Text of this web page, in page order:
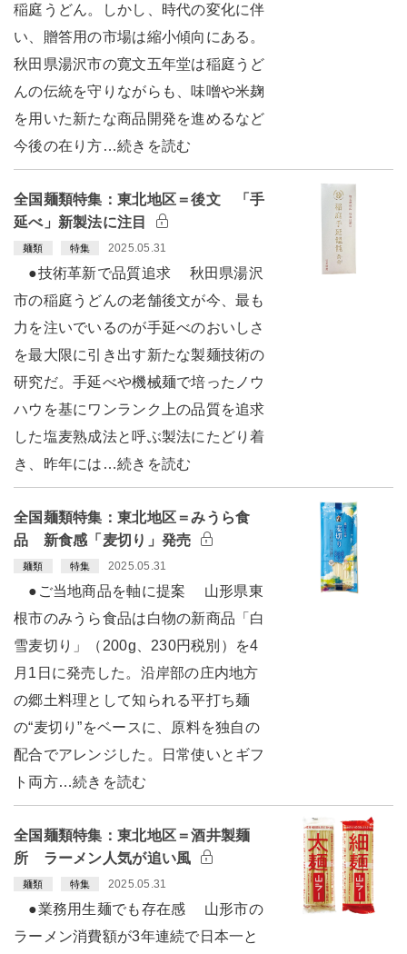
稲庭うどん。しかし、時代の変化に伴
い、贈答用の市場は縮小傾向にある。
秋田県湯沢市の寛文五年堂は稲庭うど
んの伝統を守りながらも、味噌や米麹
を用いた新たな商品開発を進めるなど
今後の在り方…続きを読む
全国麺類特集：東北地区＝後文 「手
延べ」新製法に注目
麺類 特集 2025.05.31
●技術革新で品質追求 秋田県湯沢
市の稲庭うどんの老舗後文が今、最も
力を注いでいるのが手延べのおいしさ
を最大限に引き出す新たな製麺技術の
研究だ。手延べや機械麺で培ったノウ
ハウを基にワンランク上の品質を追求
した塩麦熟成法と呼ぶ製法にたどり着
き、昨年には…続きを読む
全国麺類特集：東北地区＝みうら食
品 新食感「麦切り」発売
麺類 特集 2025.05.31
●ご当地商品を軸に提案 山形県東
根市のみうら食品は白物の新商品「白
雪麦切り」（200g、230円税別）を4
月1日に発売した。沿岸部の庄内地方
の郷土料理として知られる平打ち麺
の“麦切り”をベースに、原料を独自の
配合でアレンジした。日常使いとギフ
ト両方…続きを読む
全国麺類特集：東北地区＝酒井製麺
所 ラーメン人気が追い風
麺類 特集 2025.05.31
●業務用生麺でも存在感 山形市の
ラーメン消費額が3年連続で日本一と